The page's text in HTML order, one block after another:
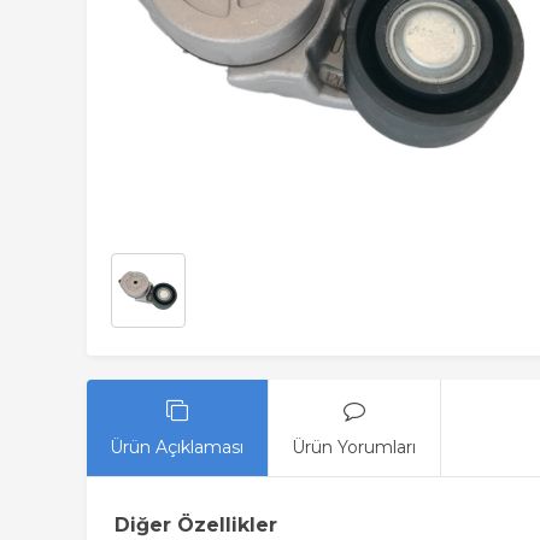
Ürün Açıklaması Ürün Yorumları
Diğer Özellikler